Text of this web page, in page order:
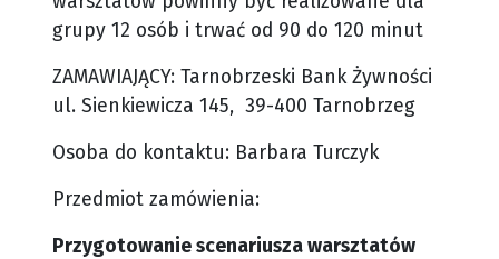
grupy 12 osób i trwać od 90 do 120 minut
ZAMAWIAJĄCY: Tarnobrzeski Bank Żywności
ul. Sienkiewicza 145, 39-400 Tarnobrzeg
Osoba do kontaktu: Barbara Turczyk
Przedmiot zamówienia:
Przygotowanie scenariusza warsztatów